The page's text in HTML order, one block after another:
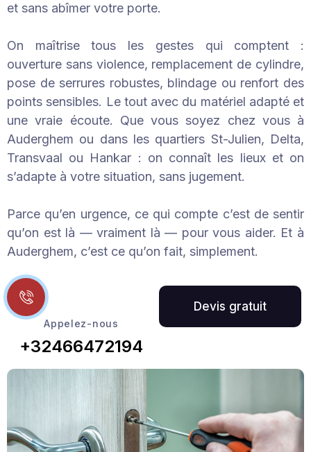
et sans abîmer votre porte.
On maîtrise tous les gestes qui comptent :
ouverture sans violence, remplacement de cylindre,
pose de serrures robustes, blindage ou renfort des
points sensibles. Le tout avec du matériel adapté et
une vraie écoute. Que vous soyez chez vous à
Auderghem ou dans les quartiers St-Julien, Delta,
Transvaal ou Hankar : on connaît les lieux et on
s’adapte à votre situation, sans jugement.
Parce qu’en urgence, ce qui compte c’est de sentir
qu’on est là — vraiment là — pour vous aider. Et à
Auderghem, c’est ce qu’on fait, simplement.
Appelez-nous
+32466472194